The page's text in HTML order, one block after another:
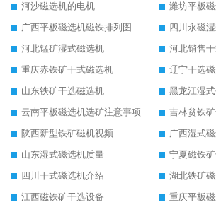
河沙磁选机的电机
潍坊平板
广西平板磁选机磁铁排列图
四川永磁
河北锰矿湿式磁选机
河北销售
重庆赤铁矿干式磁选机
辽宁干选
山东铁矿干选磁选机
黑龙江湿
云南平板磁选机选矿注意事项
吉林贫铁
陕西新型铁矿磁机视频
广西湿式
山东湿式磁选机质量
宁夏磁铁
四川干式磁选机介绍
湖北铁矿
江西磁铁矿干选设备
重庆平板